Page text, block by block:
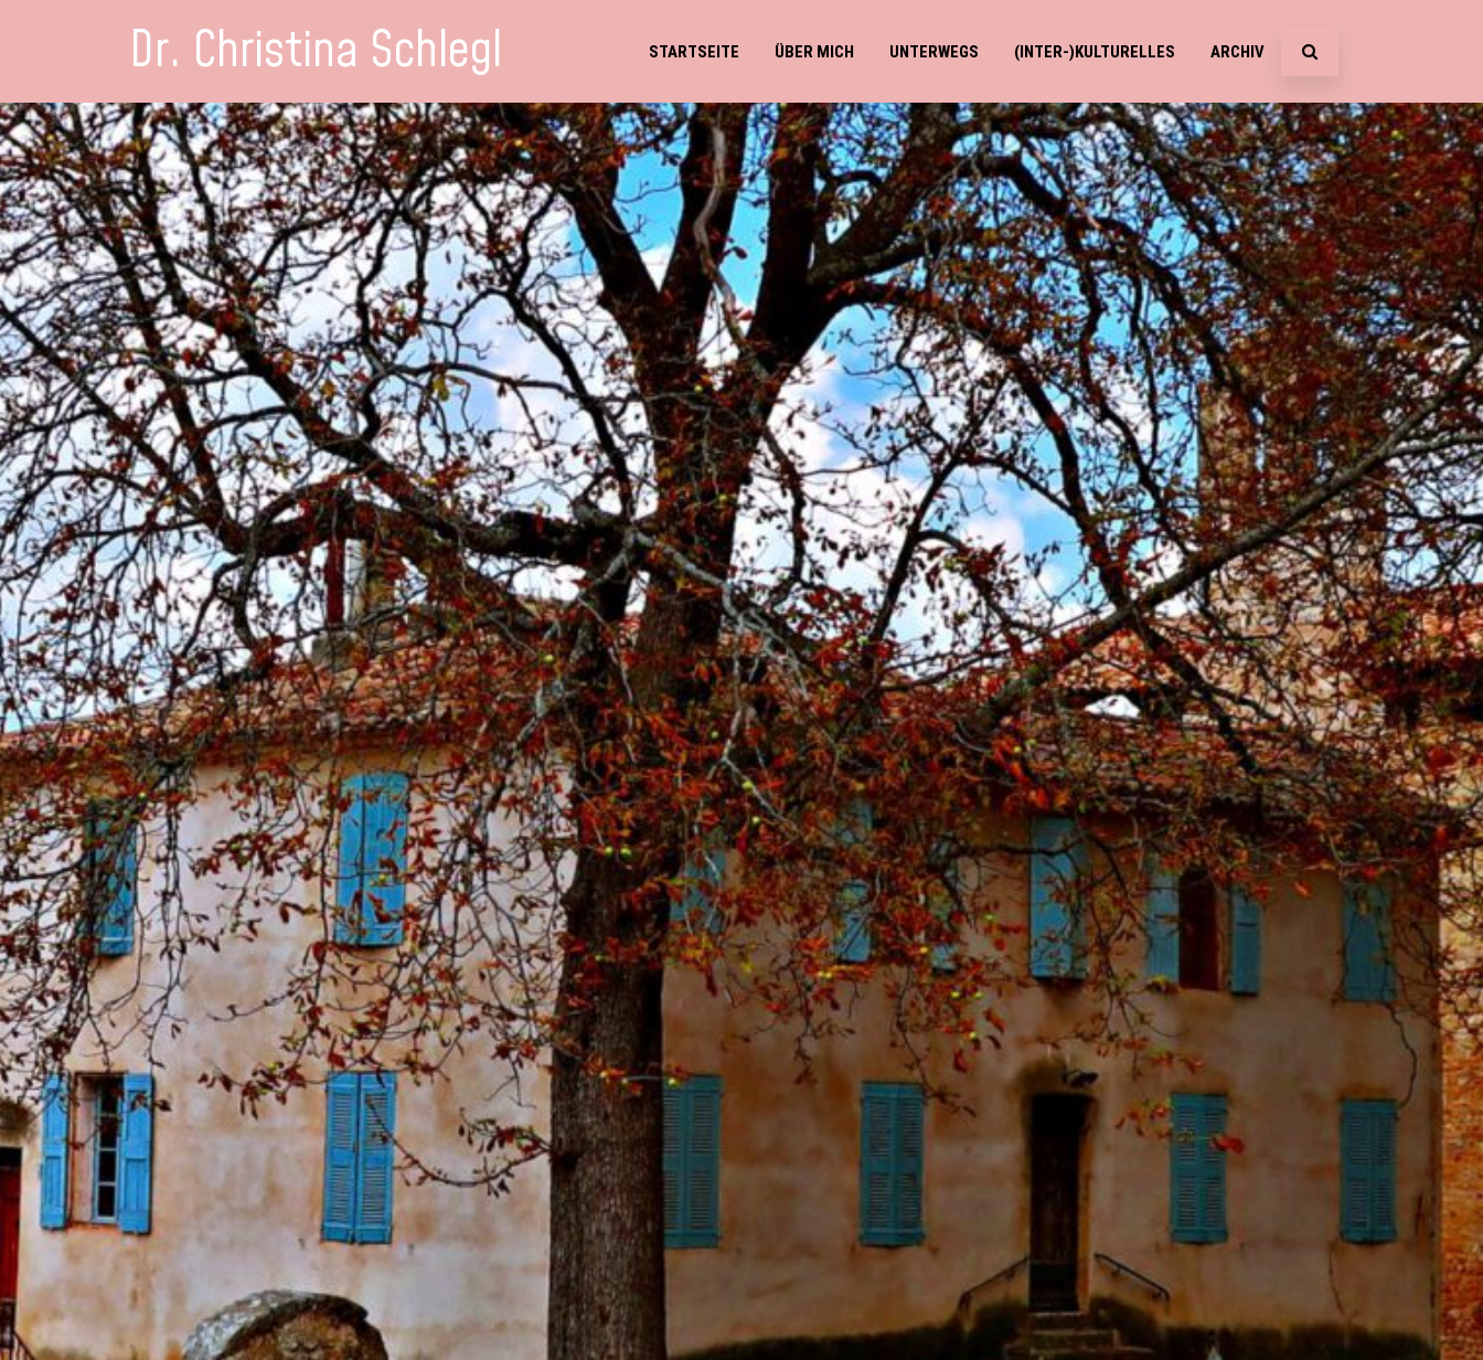
Dr. Christina Schlegl STARTSEITE ÜBER MICH UNTERWEGS (INTER-)KULTURELLES ARCHIV